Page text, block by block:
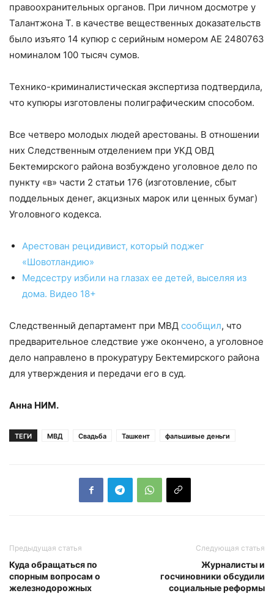
правоохранительных органов. При личном досмотре у
Талантжона Т. в качестве вещественных доказательств
было изъято 14 купюр с серийным номером АЕ 2480763
номиналом 100 тысяч сумов.
Технико-криминалистическая экспертиза подтвердила,
что купюры изготовлены полиграфическим способом.
Все четверо молодых людей арестованы. В отношении
них Следственным отделением при УКД ОВД
Бектемирского района возбуждено уголовное дело по
пункту «в» части 2 статьи 176 (изготовление, сбыт
поддельных денег, акцизных марок или ценных бумаг)
Уголовного кодекса.
Арестован рецидивист, который поджег
«Шовотландию»
Медсестру избили на глазах ее детей, выселяя из
дома. Видео 18+
Следственный департамент при МВД сообщил, что
предварительное следствие уже окончено, а уголовное
дело направлено в прокуратуру Бектемирского района
для утверждения и передачи его в суд.
Анна НИМ.
ТЕГИ МВД Свадьба Ташкент фальшивые деньги
Предыдущая статья
Куда обращаться по
спорным вопросам о
железнодорожных
Следующая статья
Журналисты и
госчиновники обсудили
социальные реформы